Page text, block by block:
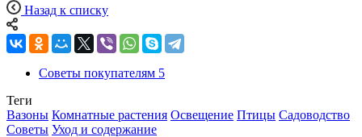
Назад к списку
Советы покупателям 5
Теги
Вазоны Комнатные растения Освещение Птицы Садоводство
Советы Уход и содержание